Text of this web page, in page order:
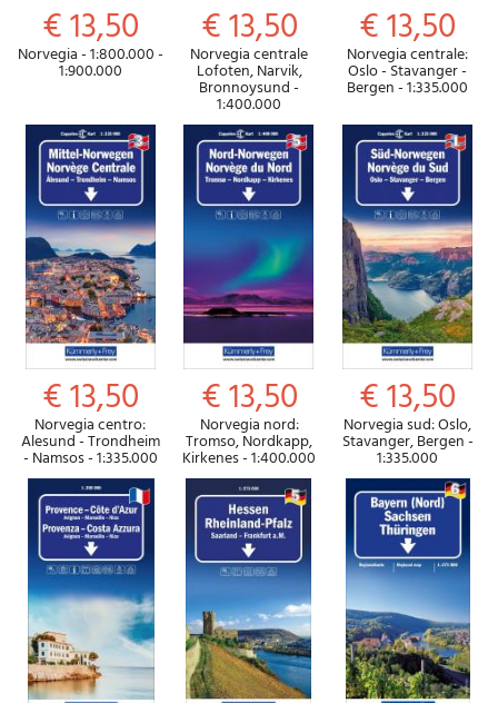
€ 13,50
Norvegia - 1:800.000 -
1:900.000
€ 13,50
Norvegia centrale
Lofoten, Narvik,
Bronnoysund -
1:400.000
€ 13,50
Norvegia centrale:
Oslo - Stavanger -
Bergen - 1:335.000
€ 13,50
Norvegia centro:
Alesund - Trondheim
- Namsos - 1:335.000
€ 13,50
Norvegia nord:
Tromso, Nordkapp,
Kirkenes - 1:400.000
€ 13,50
Norvegia sud: Oslo,
Stavanger, Bergen -
1:335.000